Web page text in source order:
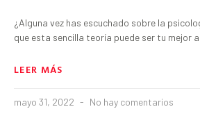
¿Alguna vez has escuchado sobre la
que esta sencilla teoría puede ser tu mejor
LEER MÁS
mayo 31, 2022 No hay comentarios